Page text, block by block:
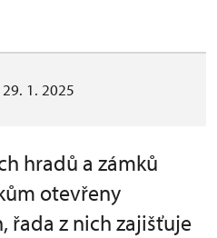
29. 1. 2025
hradů a zámků
otevřeny
řada z nich zajišťuje